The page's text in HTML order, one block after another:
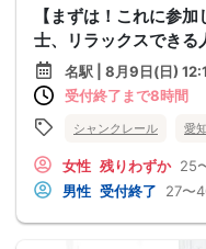
【まずは！これに参
士、リラックスできる
名駅 | 8月9日(日)
受付終了まで8時間
シャンクレール 愛
女性 残りわずか 25
男性 受付終了 27〜